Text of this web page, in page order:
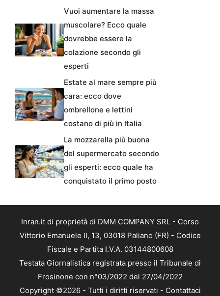
Vuoi aumentare la massa
muscolare? Ecco quale
dovrebbe essere la
colazione secondo gli
esperti
Estate al mare sempre più
cara: ecco dove
ombrellone e lettini
costano di più in Italia
La mozzarella più buona
del supermercato secondo
gli esperti: ecco quale ha
conquistato il primo posto
Inran.it di proprietà di DMM COMPANY SRL - Corso
Vittorio Emanuele II, 13, 03018 Paliano (FR) - Codice
Fiscale e Partita I.V.A. 03144800608
Testata Giornalistica registrata presso il Tribunale di
Frosinone con n°03/2022 del 27/04/2022
Copyright ©2026 - Tutti i diritti riservati - Contattaci